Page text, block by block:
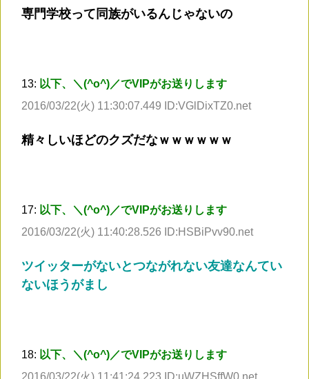
専門学校って同族がいるんじゃないの
13: 以下、＼(^o^)／でVIPがお送りします
2016/03/22(火) 11:30:07.449 ID:VGlDixTZ0.net
精々しいほどのクズだなｗｗｗｗｗｗ
17: 以下、＼(^o^)／でVIPがお送りします
2016/03/22(火) 11:40:28.526 ID:HSBiPvv90.net
ツイッターがないとつながれない友達なんてい
ないほうがまし
18: 以下、＼(^o^)／でVIPがお送りします
2016/03/22(火) 11:41:24.223 ID:uWZHSffW0.net